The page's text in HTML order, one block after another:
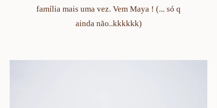
família mais uma vez. Vem Maya ! (... só q
ainda não..kkkkkk)